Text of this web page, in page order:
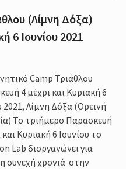
(Λίμνη Δόξα)
6 Ιουνίου 2021
Camp Τριάθλου
4 μέχρι και Κυριακή 6
2021, Λίμνη Δόξα (Ορεινή
Το τριήμερο Παρασκευή
και Κυριακή 6 Ιουνίου το
Lab διοργανώνει για
συνεχή χρονιά στην